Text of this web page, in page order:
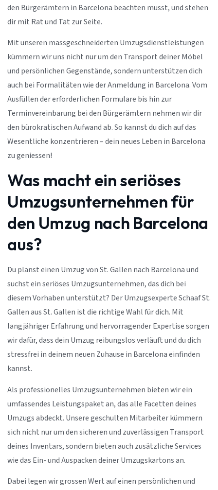
den Bürgerämtern in Barcelona beachten musst, und stehen
dir mit Rat und Tat zur Seite.
Mit unseren massgeschneiderten Umzugsdienstleistungen
kümmern wir uns nicht nur um den Transport deiner Möbel
und persönlichen Gegenstände, sondern unterstützen dich
auch bei Formalitäten wie der Anmeldung in Barcelona. Vom
Ausfüllen der erforderlichen Formulare bis hin zur
Terminvereinbarung bei den Bürgerämtern nehmen wir dir
den bürokratischen Aufwand ab. So kannst du dich auf das
Wesentliche konzentrieren – dein neues Leben in Barcelona
zu geniessen!
Was macht ein seriöses
Umzugsunternehmen für
den Umzug nach Barcelona
aus?
Du planst einen Umzug von St. Gallen nach Barcelona und
suchst ein seriöses Umzugsunternehmen, das dich bei
diesem Vorhaben unterstützt? Der Umzugsexperte Schaaf St.
Gallen aus St. Gallen ist die richtige Wahl für dich. Mit
langjähriger Erfahrung und hervorragender Expertise sorgen
wir dafür, dass dein Umzug reibungslos verläuft und du dich
stressfrei in deinem neuen Zuhause in Barcelona einfinden
kannst.
Als professionelles Umzugsunternehmen bieten wir ein
umfassendes Leistungspaket an, das alle Facetten deines
Umzugs abdeckt. Unsere geschulten Mitarbeiter kümmern
sich nicht nur um den sicheren und zuverlässigen Transport
deines Inventars, sondern bieten auch zusätzliche Services
wie das Ein- und Auspacken deiner Umzugskartons an.
Dabei legen wir grossen Wert auf einen persönlichen und